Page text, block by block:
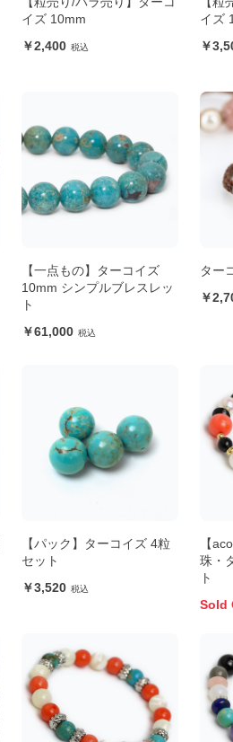
イズ 10mm
2,400
イズ
【一点もの】ターコイズ
10mm シンプルブレスレッ
ト
61,000
ター
【パック】ターコイズ 4粒
セット
3,520
【
珠・
ト
Sold